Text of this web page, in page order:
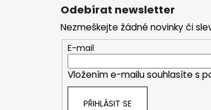
Odebírat newsletter
Nezmeškejte žádné novinky či
E-mail
Vložením e-mailu souhlasíte s
PŘIHLÁSIT SE